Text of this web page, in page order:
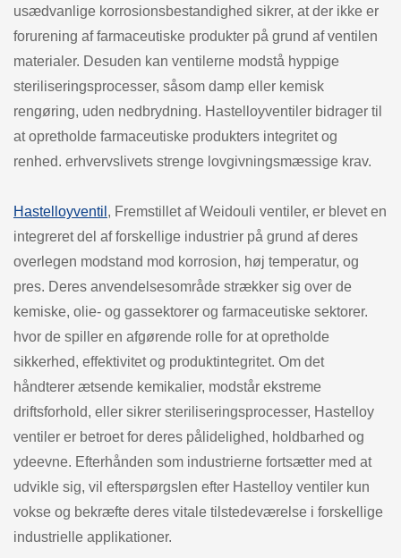
usædvanlige korrosionsbestandighed sikrer, at der ikke er
forurening af farmaceutiske produkter på grund af ventilen
materialer. Desuden kan ventilerne modstå hyppige
steriliseringsprocesser, såsom damp eller kemisk
rengøring, uden nedbrydning. Hastelloyventiler bidrager til
at opretholde farmaceutiske produkters integritet og
renhed. erhvervslivets strenge lovgivningsmæssige krav.
Hastelloyventil , Fremstillet af Weidouli ventiler, er blevet en
integreret del af forskellige industrier på grund af deres
overlegen modstand mod korrosion, høj temperatur, og
pres. Deres anvendelsesområde strækker sig over de
kemiske, olie- og gassektorer og farmaceutiske sektorer.
hvor de spiller en afgørende rolle for at opretholde
sikkerhed, effektivitet og produktintegritet. Om det
håndterer ætsende kemikalier, modstår ekstreme
driftsforhold, eller sikrer steriliseringsprocesser, Hastelloy
ventiler er betroet for deres pålidelighed, holdbarhed og
ydeevne. Efterhånden som industrierne fortsætter med at
udvikle sig, vil efterspørgslen efter Hastelloy ventiler kun
vokse og bekræfte deres vitale tilstedeværelse i forskellige
industrielle applikationer.